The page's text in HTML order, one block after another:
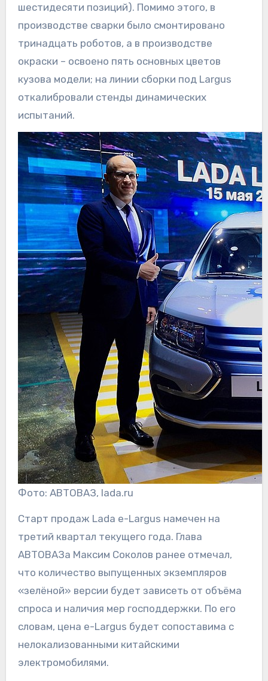
шестидесяти позиций). Помимо этого, в
производстве сварки было смонтировано
тринадцать роботов, а в производстве
окраски – освоено пять основных цветов
кузова модели; на линии сборки под Largus
откалибровали стенды динамических
испытаний.
Фото: АВТОВАЗ, lada.ru
Старт продаж Lada e-Largus намечен на
третий квартал текущего года. Глава
АВТОВАЗа Максим Соколов ранее отмечал,
что количество выпущенных экземпляров
«зелёной» версии будет зависеть от объёма
спроса и наличия мер господдержки. По его
словам, цена е-Largus будет сопоставима с
нелокализованными китайскими
электромобилями.